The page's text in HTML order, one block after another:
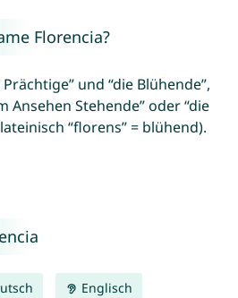
Florencia?
und “die Blühende”,
Ansehen Stehende” oder “die
“florens” = blühend).
Englisch